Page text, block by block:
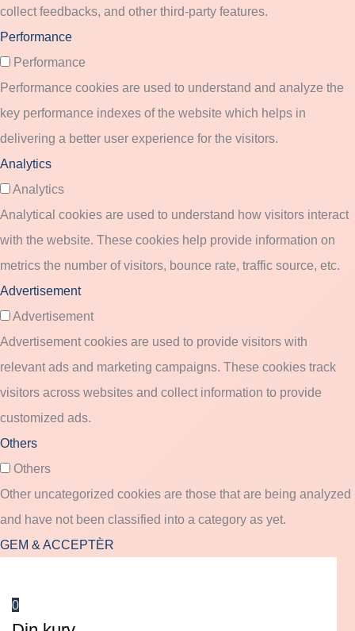
collect feedbacks, and other third-party features.
Performance
Performance
Performance cookies are used to understand and analyze the
key performance indexes of the website which helps in
delivering a better user experience for the visitors.
Analytics
Analytics
Analytical cookies are used to understand how visitors interact
with the website. These cookies help provide information on
metrics the number of visitors, bounce rate, traffic source, etc.
Advertisement
Advertisement
Advertisement cookies are used to provide visitors with
relevant ads and marketing campaigns. These cookies track
visitors across websites and collect information to provide
customized ads.
Others
Others
Other uncategorized cookies are those that are being analyzed
and have not been classified into a category as yet.
GEM & ACCEPTÈR
0